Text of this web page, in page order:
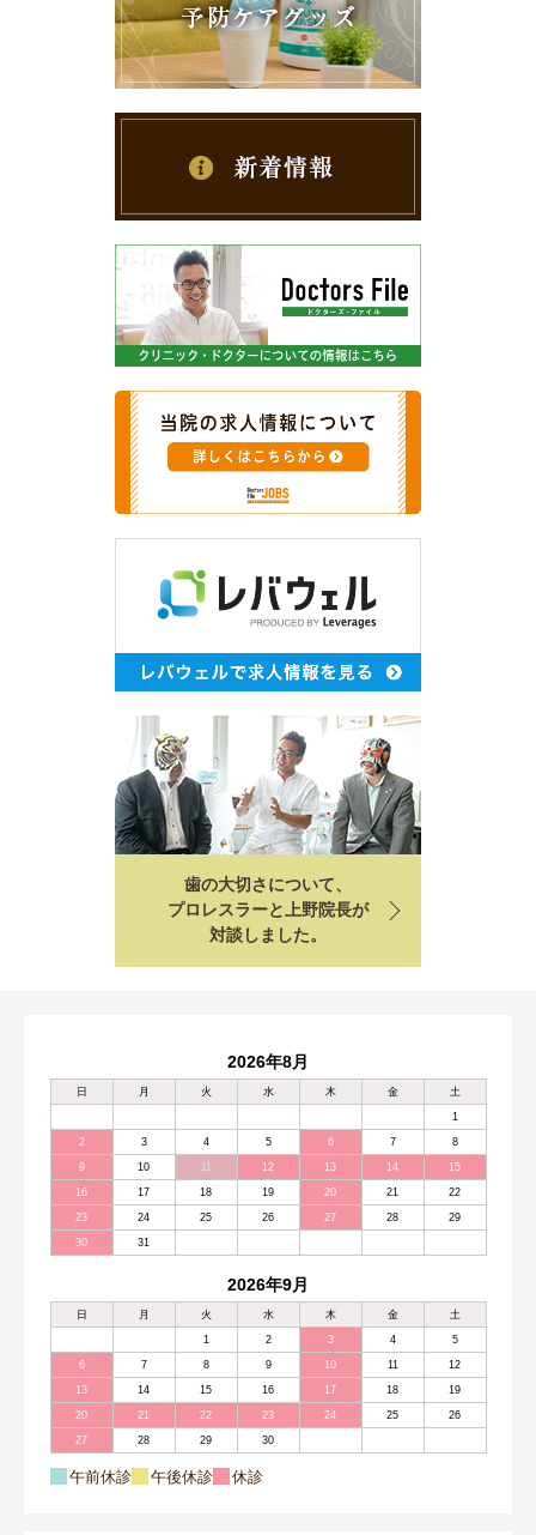
歯の大切さについて、
プロレスラーと上野院長が
対談しました。
2026年8月
日 月 火 水 木 金 土
1
2 3 4 5 6 7 8
9 10 12 13 14 15
16 17 18 19 20 21 22
23 24 25 26 27 28 29
30 31
2026年9月
日 月 火 水 木 金 土
1 2 3 4 5
6 7 8 9 10 11 12
13 14 15 16 17 18 19
20 21 22 23 24 25 26
27 28 29 30
午前休診 午後休診 休診